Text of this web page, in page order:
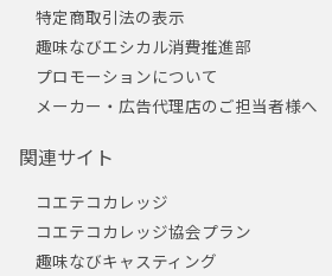
特定商取引法の表示
趣味なびエシカル消費推進部
プロモーションについて
メーカー・広告代理店のご担当者様へ
関連サイト
コエテコカレッジ
コエテコカレッジ協会プラン
趣味なびキャスティング